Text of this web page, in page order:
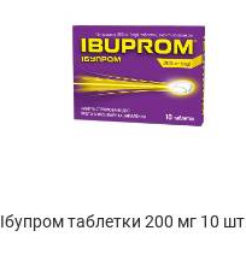
Ібупром таблетки 200 мг 10 шт